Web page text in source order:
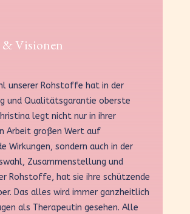
Visionen
unserer Rohstoffe hat in der
und Qualitätsgarantie oberste
legt nicht nur in ihrer
Arbeit großen Wert auf
Wirkungen, sondern auch in der
Zusammenstellung und
Rohstoffe, hat sie ihre schützende
Das alles wird immer ganzheitlich
als Therapeutin gesehen. Alle